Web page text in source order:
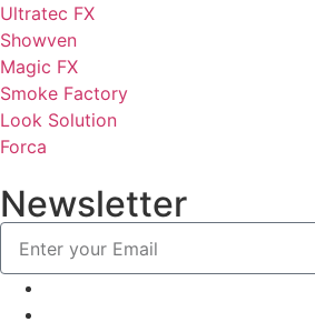
Ultratec FX
Showven
Magic FX
Smoke Factory
Look Solution
Forca
Newsletter